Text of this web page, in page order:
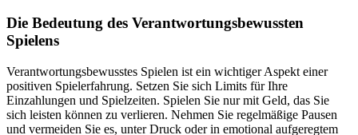
Die Bedeutung des Verantwortungsbewussten
Spielens
Verantwortungsbewusstes Spielen ist ein wichtiger Aspekt einer
positiven Spielerfahrung. Setzen Sie sich Limits für Ihre
Einzahlungen und Spielzeiten. Spielen Sie nur mit Geld, das Sie
sich leisten können zu verlieren. Nehmen Sie regelmäßige Pausen
und vermeiden Sie es, unter Druck oder in emotional aufgeregtem